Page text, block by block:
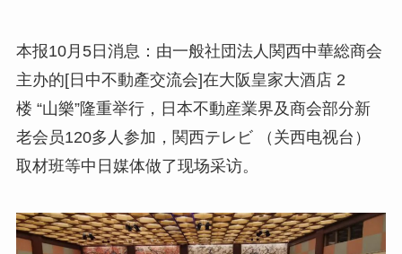
本报10月5日消息：由一般社団法人関西中華総商会
主办的[日中不動產交流会]在大阪皇家大酒店 2
楼 “山樂”隆重举行，日本不動産業界及商会部分新
老会员120多人参加，関西テレビ （关西电视台）
取材班等中日媒体做了现场采访。